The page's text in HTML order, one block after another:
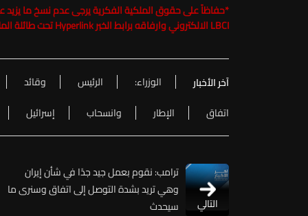
*
LBCI الالكتروني وارفاقه برابط الخبر Hyperlink تحت طائلة الملاحقة القانونية
آخر الأخبار الوزراء: الرئيس وقائد
اتفاق
الإطار وانسحاب إسرائيل
التالي
ترامب: نقوم بعمل جيد جدًا في شأن إيران
وهي تريد بشدة التوصل إلى اتفاق وسنرى ما
سيحدث